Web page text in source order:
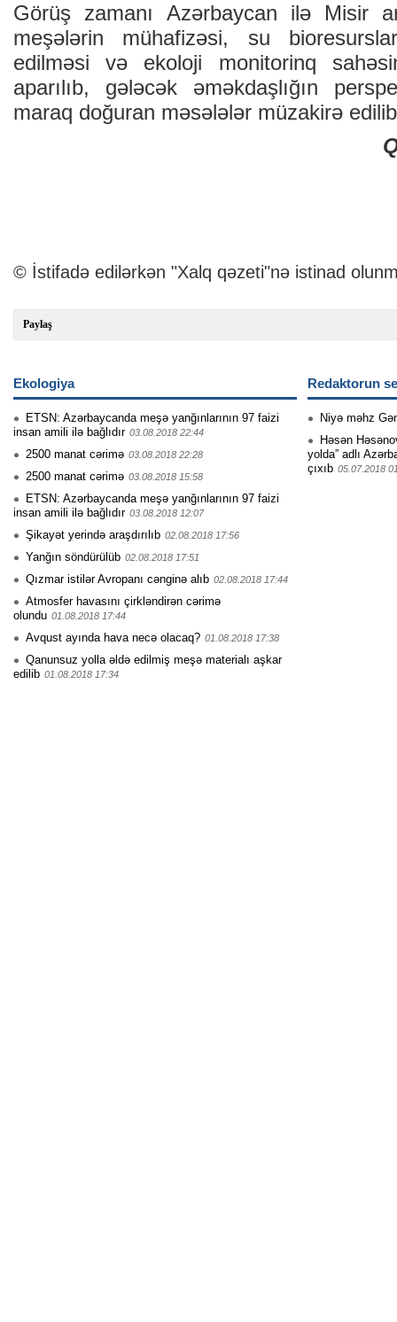
Görüş zamanı Azərbaycan ilə Misir
meşələrin mühafizəsi, su
edilməsi və ekoloji monitorinq
aparılıb, gələcək əməkdaşlığın
maraq doğuran məsələlər müzakirə
© İstifadə edilərkən "Xalq qəzeti"nə istinad
Paylaş
Ekologiya
ETSN: Azərbaycanda meşə yanğınlarının 97 faizi
insan amili ilə bağlıdır 03.08.2018 22:44
2500 manat cərimə 03.08.2018 22:28
2500 manat cərimə 03.08.2018 15:58
ETSN: Azərbaycanda meşə yan­ğınlarının 97 faizi
insa­n amili ilə bağlıdı­r 03.08.2018 12:07
Şikayət yerində araşdırılıb 02.08.2018 17:56
Yanğın söndürülüb 02.08.2018 17:51
Qızmar istilər Avropanı cənginə alıb 02.08.2018 17:44
Atmosfer havasını çirkləndirən cərimə
olundu 01.08.2018 17:44
Avqust ayında hava necə olacaq? 01.08.2018 17:38
Qanunsuz yolla əldə edilmiş meşə materialı aşkar
edilib 01.08.2018 17:34
Redaktorun
Niyə məhz
Həsən
yolda” adlı
çıxıb 05.07.2018